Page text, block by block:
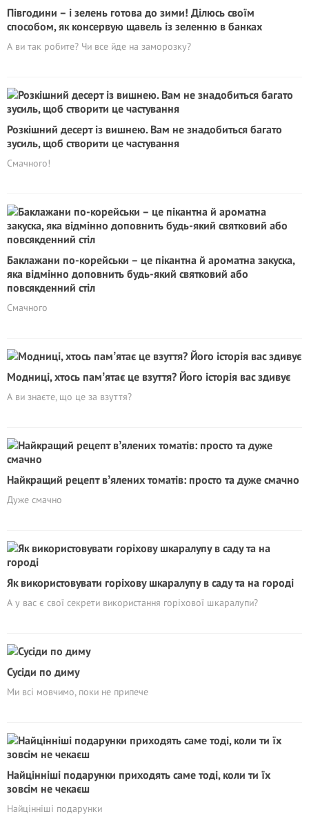
Півгодини – і зелень готова до зими! Ділюсь своїм
способом, як консервую щавель із зеленню в банках
А ви так робите? Чи все йде на заморозку?
Розкішний десерт із вишнею. Вам не знадобиться багато
зусиль, щоб створити це частування
Смачного!
Баклажани по-корейськи – це пікантна й ароматна закуска,
яка відмінно доповнить будь-який святковий або
повсякденний стіл
Смачного
Модниці, хтось памʼятає це взуття? Його історія вас здивує
А ви знаєте, що це за взуття?
Найкращий рецепт вʼялених томатів: просто та дуже смачно
Дуже смачно
Як використовувати горіхову шкаралупу в саду та на городі
А у вас є свої секрети використання горіхової шкаралупи?
Сусіди по диму
Ми всі мовчимо, поки не припече
Найцінніші подарунки приходять саме тоді, коли ти їх
зовсім не чекаєш
Найцінніші подарунки